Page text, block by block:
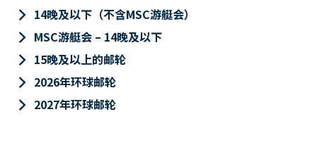
keyboard_arrow_right 14晚及以下（不含MSC游艇会）
keyboard_arrow_right MSC游艇会 – 14晚及以下
keyboard_arrow_right 15晚及以上的邮轮
keyboard_arrow_right 2026年环球邮轮
keyboard_arrow_right 2027年环球邮轮